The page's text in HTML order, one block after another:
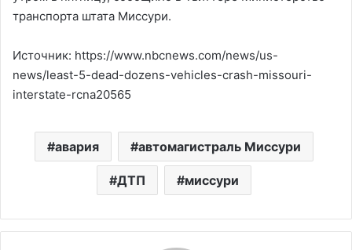
транспорта штата Миссури.
Источник: https://www.nbcnews.com/news/us-
news/least-5-dead-dozens-vehicles-crash-missouri-
interstate-rcna20565
авария автомагистраль Миссури
ДТП миссури